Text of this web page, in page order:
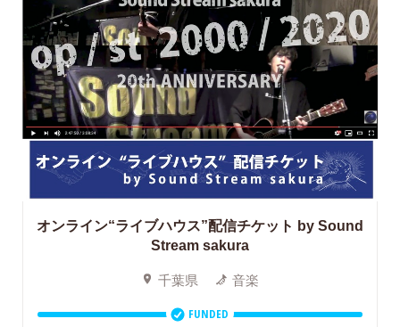
オンライン“ライブハウス”配信チケット by Sound
Stream sakura
千葉県 音楽
FUNDED